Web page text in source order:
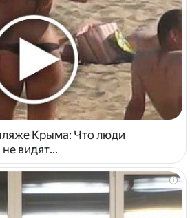
Крыма: Что люди
видят...
i